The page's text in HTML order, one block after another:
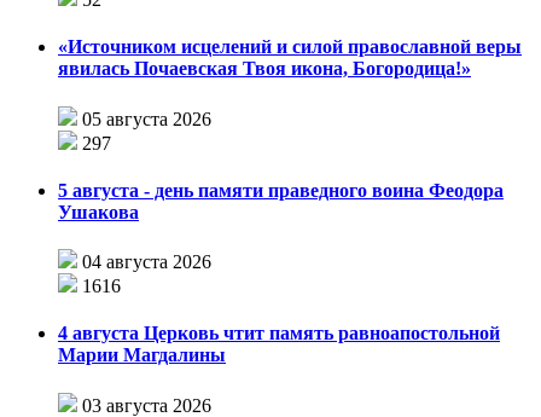
«Источником исцелений и силой православной веры
явилась Почаевская Твоя икона, Богородица!»
05 августа 2026
297
5 августа - день памяти праведного воина Феодора
Ушакова
04 августа 2026
1616
4 августа Церковь чтит память равноапостольной
Марии Магдалины
03 августа 2026